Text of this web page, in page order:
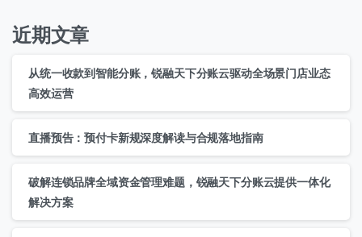
近期文章
从统一收款到智能分账，锐融天下分账云驱动全场景门店业态
高效运营
直播预告：预付卡新规深度解读与合规落地指南
破解连锁品牌全域资金管理难题，锐融天下分账云提供一体化
解决方案